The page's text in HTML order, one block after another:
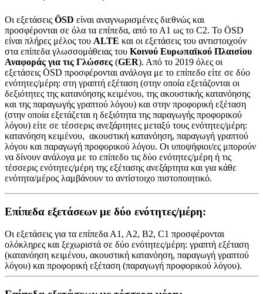
Οι εξετάσεις ÖSD είναι αναγνωρισμένες διεθνώς και
προσφέρονται σε όλα τα επίπεδα, από το Α1 ως το C2. To ÖSD
είναι πλήρες μέλος του ALTE και οι εξετάσεις του αντιστοιχούν
στα επίπεδα γλωσσομάθειας του Κοινού Ευρωπαϊκού Πλαισίου
Αναφοράς για τις Γλώσσες (GER). Από το 2019 όλες οι
εξετάσεις ÖSD προσφέρονται ανάλογα με το επίπεδο είτε σε δύο
ενότητες/μέρη: στη γραπτή εξέταση (στην οποία εξετάζονται οι
δεξιότητες της κατανόησης κειμένου, της ακουστικής κατανόησης
και της παραγωγής γραπτού λόγου) και στην προφορική εξέταση
(στην οποία εξετάζεται η δεξιότητα της παραγωγής προφορικού
λόγου) είτε σε τέσσερις ανεξάρτητες μεταξύ τους ενότητες/μέρη:
κατανόηση κειμένου, ακουστική κατανόηση, παραγωγή γραπτού
λόγου και παραγωγή προφορικού λόγου. Οι υποψήφιοι/ες μπορούν
να δίνουν ανάλογα με το επίπεδο τις δύο ενότητες/μέρη ή τις
τέσσερις ενότητες/μέρη της εξέτασης ανεξάρτητα και για κάθε
ενότητα/μέρος λαμβάνουν το αντίστοιχο πιστοποιητικό.
Επίπεδα εξετάσεων με δύο ενότητες/μέρη:
Οι εξετάσεις για τα επίπεδα Α1, Α2, Β2, C1 προσφέρονται
ολόκληρες και ξεχωριστά σε δύο ενότητες/μέρη: γραπτή εξέταση
(κατανόηση κειμένου, ακουστική κατανόηση, παραγωγή γραπτού
λόγου) και προφορική εξέταση (παραγωγή προφορικού λόγου).